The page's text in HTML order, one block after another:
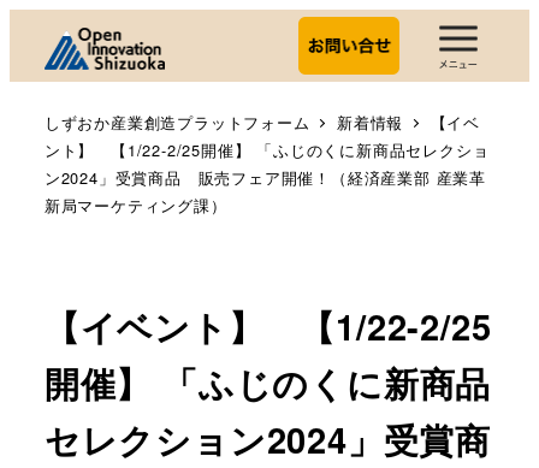
しずおか産業創造プラットフォーム 新着情報
【イベ
ント】 【1/22-2/25開催】 「ふじのくに新商品セレクショ
ン2024」受賞商品 販売フェア開催！（経済産業部 産業革
新局マーケティング課）
【イベント】 【1/22-2/25
開催】 「ふじのくに新商品
セレクション2024」受賞商